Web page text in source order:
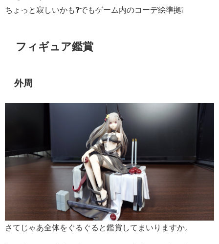
ちょっと寂しいかも❓でもゲーム内のコーデ絵準拠❕
フィギュア鑑賞
外周
さてじゃあ全体をぐるぐると鑑賞してまいりますか。